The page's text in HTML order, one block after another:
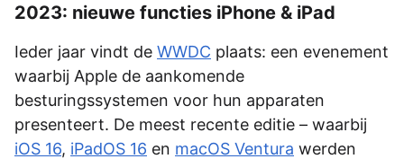
2023: nieuwe functies iPhone & iPad
Ieder jaar vindt de WWDC plaats: een evenement
waarbij Apple de aankomende
besturingssystemen voor hun apparaten
presenteert. De meest recente editie – waarbij
iOS 16, iPadOS 16 en macOS Ventura werden